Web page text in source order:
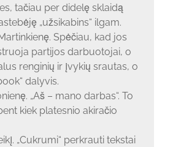
tačiau per didelę sklaidą
„užsikabins“ ilgam.
Spėčiau, kad jos
partijos darbuotojai, o
renginių ir įvykių srautas, o
dalyvis.
„Aš – mano darbas“. To
kiek platesnio akiračio
„Cukrumi“ perkrauti tekstai